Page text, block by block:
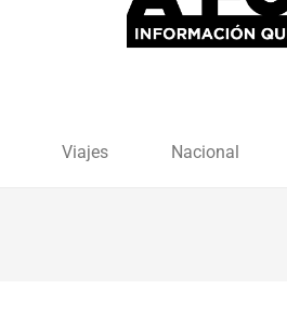
Viajes Nacional